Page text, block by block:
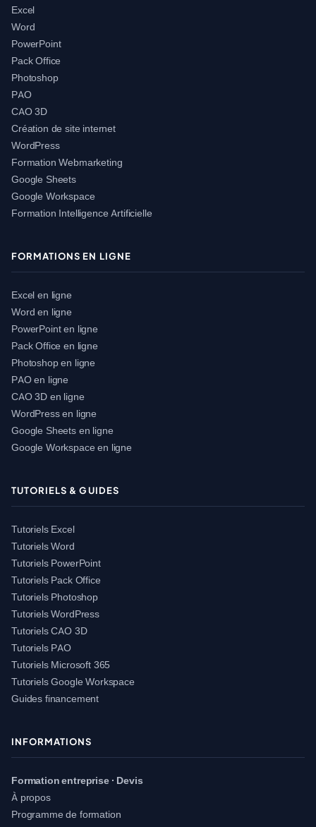
Excel
Word
PowerPoint
Pack Office
Photoshop
PAO
CAO 3D
Création de site internet
WordPress
Formation Webmarketing
Google Sheets
Google Workspace
Formation Intelligence Artificielle
FORMATIONS EN LIGNE
Excel en ligne
Word en ligne
PowerPoint en ligne
Pack Office en ligne
Photoshop en ligne
PAO en ligne
CAO 3D en ligne
WordPress en ligne
Google Sheets en ligne
Google Workspace en ligne
TUTORIELS & GUIDES
Tutoriels Excel
Tutoriels Word
Tutoriels PowerPoint
Tutoriels Pack Office
Tutoriels Photoshop
Tutoriels WordPress
Tutoriels CAO 3D
Tutoriels PAO
Tutoriels Microsoft 365
Tutoriels Google Workspace
Guides financement
INFORMATIONS
Formation entreprise · Devis
À propos
Programme de formation